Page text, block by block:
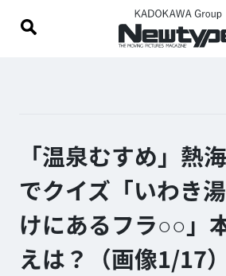
「温泉むすめ」熱
でクイズ「いわき
けにあるフラ○○」
えは？（画像1/17）